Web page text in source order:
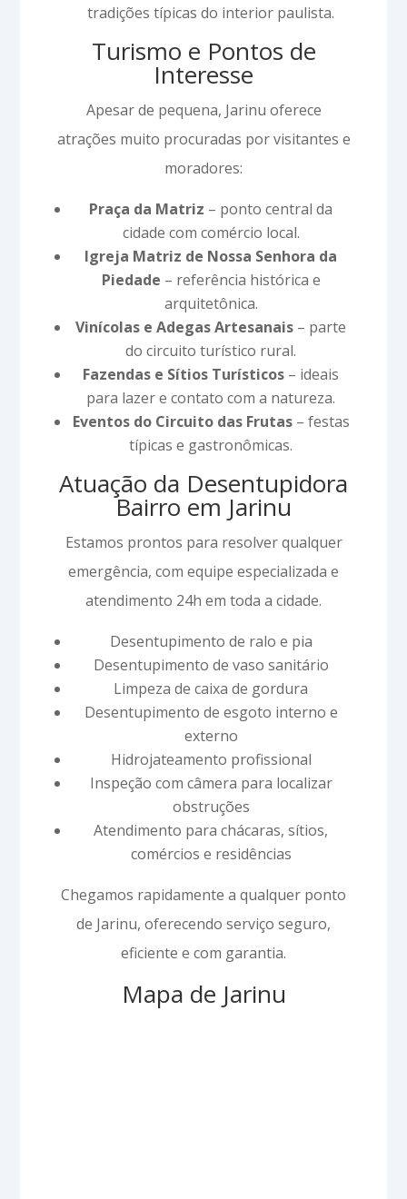
tradições típicas do interior paulista.
Turismo e Pontos de
Interesse
Apesar de pequena, Jarinu oferece
atrações muito procuradas por visitantes e
moradores:
Praça da Matriz – ponto central da
cidade com comércio local.
Igreja Matriz de Nossa Senhora da
Piedade – referência histórica e
arquitetônica.
Vinícolas e Adegas Artesanais – parte
do circuito turístico rural.
Fazendas e Sítios Turísticos – ideais
para lazer e contato com a natureza.
Eventos do Circuito das Frutas– festas
típicas e gastronômicas.
Atuação da Desentupidora
Bairro em Jarinu
Estamos prontos para resolver qualquer
emergência, com equipe especializada e
atendimento 24h em toda a cidade.
Desentupimento de ralo e pia
Desentupimento de vaso sanitário
Limpeza de caixa de gordura
Desentupimento de esgoto interno e
externo
Hidrojateamento profissional
Inspeção com câmera para localizar
obstruções
Atendimento para chácaras, sítios,
comércios e residências
Chegamos rapidamente a qualquer ponto
de Jarinu, oferecendo serviço seguro,
eficiente e com garantia.
Mapa de Jarinu